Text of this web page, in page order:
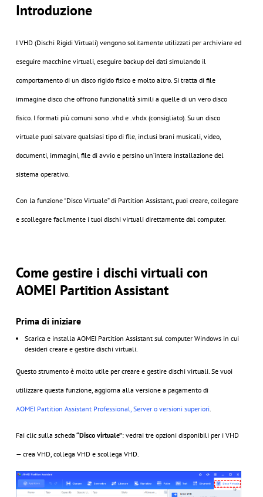
Introduzione
I VHD (Dischi Rigidi Virtuali) vengono solitamente utilizzati per archiviare ed
eseguire macchine virtuali, eseguire backup dei dati simulando il
comportamento di un disco rigido fisico e molto altro. Si tratta di file
immagine disco che offrono funzionalità simili a quelle di un vero disco
fisico. I formati più comuni sono .vhd e .vhdx (consigliato). Su un disco
virtuale puoi salvare qualsiasi tipo di file, inclusi brani musicali, video,
documenti, immagini, file di avvio e persino un’intera installazione del
sistema operativo.
Con la funzione “Disco Virtuale” di Partition Assistant, puoi creare, collegare
e scollegare facilmente i tuoi dischi virtuali direttamente dal computer.
Come gestire i dischi virtuali con
AOMEI Partition Assistant
Prima di iniziare
Scarica e installa AOMEI Partition Assistant sul computer Windows in cui
desideri creare e gestire dischi virtuali.
Questo strumento è molto utile per creare e gestire dischi virtuali. Se vuoi
utilizzare questa funzione, aggiorna alla versione a pagamento di
AOMEI Partition Assistant Professional, Server o versioni superiori.
Fai clic sulla scheda “Disco virtuale”: vedrai tre opzioni disponibili per i VHD
— crea VHD, collega VHD e scollega VHD.